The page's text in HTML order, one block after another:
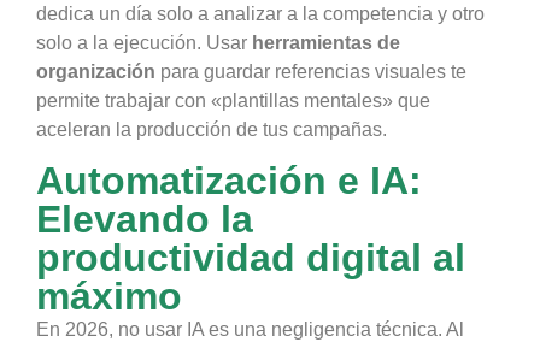
dedica un día solo a analizar a la competencia y otro
solo a la ejecución. Usar herramientas de
organización para guardar referencias visuales te
permite trabajar con «plantillas mentales» que
aceleran la producción de tus campañas.
Automatización e IA:
Elevando la
productividad digital al
máximo
En 2026, no usar IA es una negligencia técnica. Al